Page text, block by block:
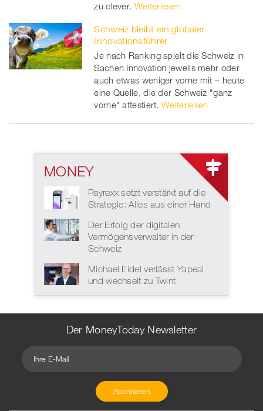
zu clever. Weiterlesen
Schweiz bleibt ein globaler
Innovationsführer
Je nach Ranking spielt die Schweiz in
Sachen Innovation jeweils mehr oder
auch etwas weniger vorne mit – heute
eine Quelle, die der Schweiz "ganz
vorne" attestiert. Weiterlesen
MONEY
Payrexx setzt verstärkt auf die
Strategie: Alles aus einer Hand
Der Erfolg der digitalen
Vermögensverwalter in der
Schweiz
Michael Eidel verlässt Yapeal
und wechselt zu Twint
Der MoneyToday Newsletter